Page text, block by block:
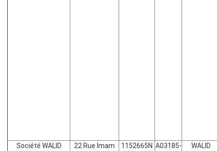
Société WALID 22 Rue Imam 1152665N A03185- WALID